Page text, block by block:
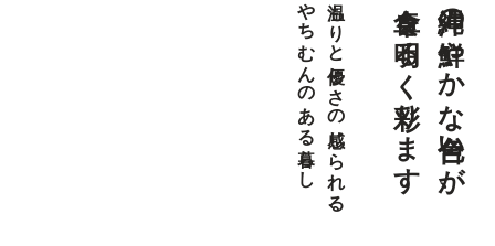
沖縄の鮮やかな色合いが、
食卓を明るく彩ります
温もりと優しさの感じられる、
やちむんのある暮らし